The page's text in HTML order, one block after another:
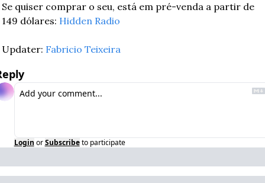
Se quiser comprar o seu, está em pré-venda a partir de
149 dólares: Hidden Radio
Updater: Fabricio Teixeira
Login or Subscribe to participate